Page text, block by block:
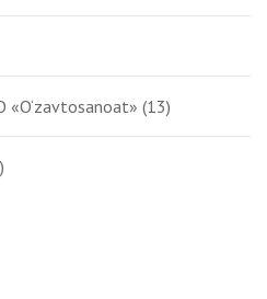
«O‘zavtosanoat» (13)